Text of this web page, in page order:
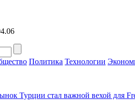
Политика Технологии
Турции стал важной вехой для